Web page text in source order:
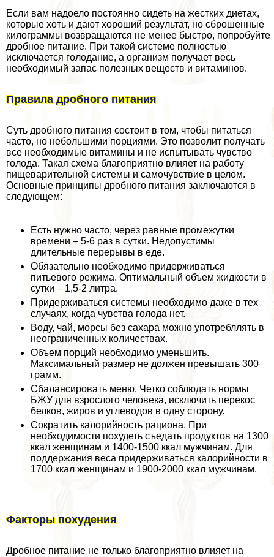
Если вам надоело постоянно сидеть на жестких диетах,
которые хоть и дают хороший результат, но сброшенные
килограммы возвращаются не менее быстро, попробуйте
дробное питание. При такой системе полностью
исключается голодание, а организм получает весь
необходимый запас полезных веществ и витаминов.
Правила дробного питания
Суть дробного питания состоит в том, чтобы питаться
часто, но небольшими порциями. Это позволит получать
все необходимые витамины и не испытывать чувство
голода. Такая схема благоприятно влияет на работу
пищеварительной системы и самочувствие в целом.
Основные принципы дробного питания заключаются в
следующем:
Есть нужно часто, через равные промежутки
времени – 5-6 раз в сутки. Недопустимы
длительные перерывы в еде.
Обязательно необходимо придерживаться
питьевого режима. Оптимальный объем жидкости в
сутки – 1,5-2 литра.
Придерживаться системы необходимо даже в тех
случаях, когда чувства голода нет.
Воду, чай, морсы без сахара можно употрeбллять в
неограниченных количествах.
Объем порций необходимо уменьшить.
Максимальный размер не должен превышать 300
грамм.
Сбалансировать меню. Четко соблюдать нормы
БЖУ для взрослого человека, исключить перекос
белков, жиров и углеводов в одну сторону.
Сократить калорийность рациона. При
необходимости похудеть съедать продуктов на 1300
ккал женщинам и 1400-1500 ккал мужчинам. Для
поддержания веса придерживаться калорийности в
1700 ккал женщинам и 1900-2000 ккал мужчинам.
Факторы похудения
Дробное питание не только благоприятно влияет на